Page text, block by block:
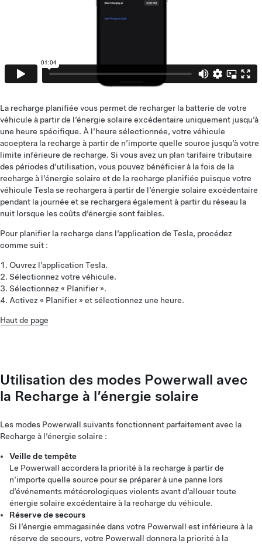
La recharge planifiée vous permet de recharger la batterie de votre
véhicule à partir de l’énergie solaire excédentaire uniquement jusqu’à
une heure spécifique. À l’heure sélectionnée, votre véhicule
acceptera la recharge à partir de n’importe quelle source jusqu’à votre
limite inférieure de recharge. Si vous avez un plan tarifaire tributaire
des périodes d’utilisation, vous pouvez bénéficier à la fois de la
recharge à l’énergie solaire et de la recharge planifiée puisque votre
véhicule Tesla se rechargera à partir de l’énergie solaire excédentaire
pendant la journée et se rechargera également à partir du réseau la
nuit lorsque les coûts d’énergie sont faibles.
Pour planifier la recharge dans l’application de Tesla, procédez
comme suit :
Ouvrez l’application Tesla.
Sélectionnez votre véhicule.
Sélectionnez « Planifier ».
Activez « Planifier » et sélectionnez une heure.
Haut de page
Utilisation des modes Powerwall avec
la Recharge à l’énergie solaire
Les modes Powerwall suivants fonctionnent parfaitement avec la
Recharge à l’énergie solaire :
Veille de tempête
Le Powerwall accordera la priorité à la recharge à partir de
n’importe quelle source pour se préparer à une panne lors
d’événements météorologiques violents avant d’allouer toute
énergie solaire excédentaire à la recharge du véhicule.
Réserve de secours
Si l’énergie emmagasinée dans votre Powerwall est inférieure à la
réserve de secours, votre Powerwall donnera la priorité à la